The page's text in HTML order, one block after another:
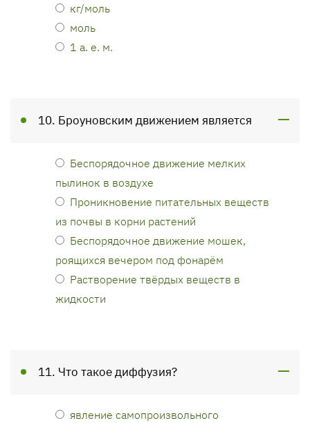
кг/моль
моль
1 а. е. м.
10. Броуновским движением является
Беспорядочное движение мелких
пылинок в воздухе
Проникновение питательных веществ
из почвы в корни растений
Беспорядочное движение мошек,
роящихся вечером под фонарём
Растворение твёрдых веществ в
жидкости
11. Что такое диффузия?
явление самопроизвольного